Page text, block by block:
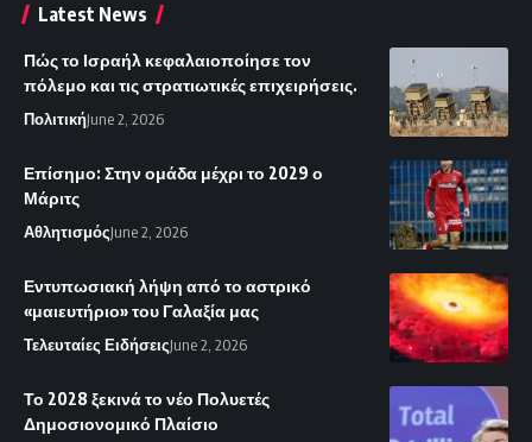
Latest News
Πώς το Ισραήλ κεφαλαιοποίησε τον
πόλεμο και τις στρατιωτικές επιχειρήσεις.
ΠολιτικήJune 2, 2026
Επίσημο: Στην ομάδα μέχρι το 2029 ο
Μάριτς
ΑθλητισμόςJune 2, 2026
Εντυπωσιακή λήψη από το αστρικό
«μαιευτήριο» του Γαλαξία μας
Τελευταίες ΕιδήσειςJune 2, 2026
Το 2028 ξεκινά το νέο Πολυετές
Δημοσιονομικό Πλαίσιο